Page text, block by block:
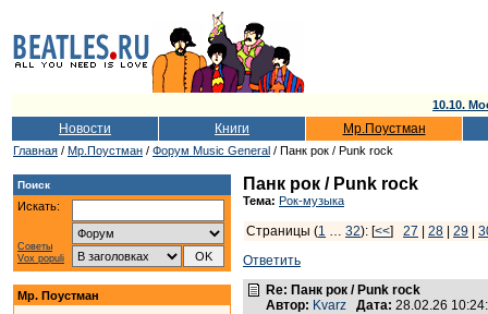
10.10.
Новости Книги Мр.Поустман
Главная / Мр.Поустман / Форум Music General / Панк рок / Punk rock
Поиск
Искать:
Советы
Vox populi
Мр. Поустман
Панк рок / Punk rock
Тема: Рок-музыка
Страницы (1 … 32): [<<] 27 28 29
Ответить
Re: Панк рок / Punk rock
Автор: Kvarz Дата: 28.02.26